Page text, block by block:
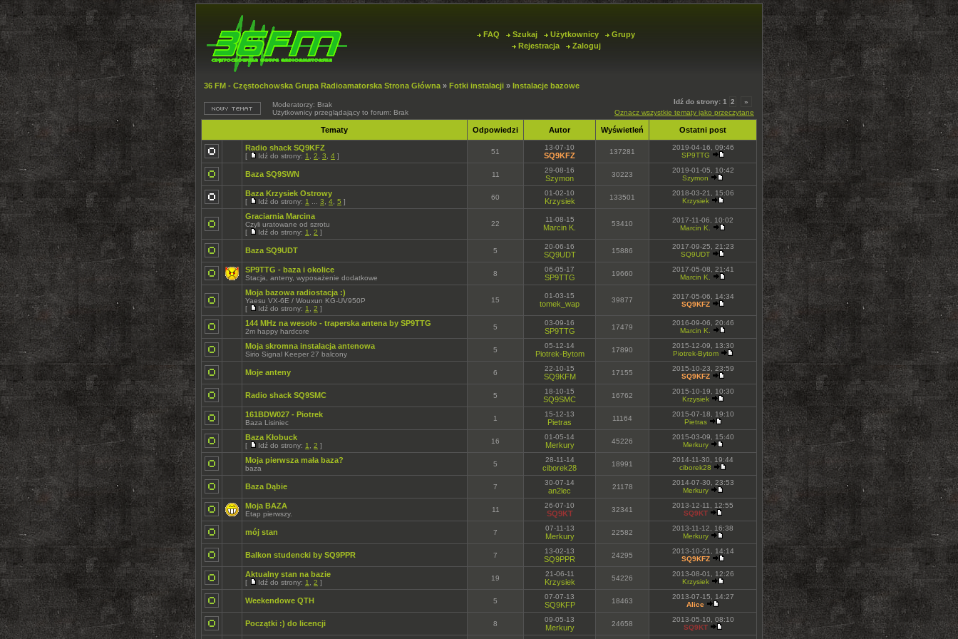
FAQ Szukaj Użytkownicy
Grupy
Rejestracja
Zaloguj
36 FM - Częstochowska Grupa Radioamatorska Strona Główna » Fotki instalacji » Instalacje bazowe
Moderatorzy: Brak
Użytkownicy przeglądający to forum: Brak
Idź do strony: 1 2
»
Oznacz wszystkie tematy jako przeczytane
Tematy Odpowiedzi Autor Wyświetleń Ostatni post
Radio shack SQ9KFZ
[ Idź do strony: 1 2 3 4 ]
51
13-07-10
SQ9KFZ 137281
2019-04-16, 09:46
SP9TTG
Baza SQ9SWN 11
29-08-16
Szymon 30223
2019-01-05, 10:42
Szymon
Baza Krzysiek Ostrowy
[ Idź do strony: 1 3 4 5 ]
60
01-02-10
Krzysiek 133501
2018-03-21, 15:06
Krzysiek
Graciarnia Marcina
Czyli uratowane od szrotu
[
Idź do strony: 1 2 ]
22
11-08-15
Marcin K. 53410
2017-11-06, 10:02
Marcin K.
Baza SQ9UDT 5
20-06-16
SQ9UDT 15886
2017-09-25, 21:23
SQ9UDT
SP9TTG - baza i okolice
Stacja, anteny, wyposażenie dodatkowe
8
06-05-17
SP9TTG 19660
2017-05-08, 21:41
Marcin K.
Moja bazowa radiostacja :)
Yaesu VX-6E / Wouxun KG-UV950P
[
Idź do strony: 1 2 ]
15
01-03-15
tomek_wap 39877
2017-05-06, 14:34
SQ9KFZ
144 MHz na wesoło - traperska antena by SP9TTG
2m happy hardcore
5
03-09-16
SP9TTG 17479
2016-09-06, 20:46
Marcin K.
Moja skromna instalacja antenowa
Sirio Signal Keeper 27 balcony
5
05-12-14
Piotrek-Bytom 17890
2015-12-09, 13:30
Piotrek-Bytom
Moje anteny 6
22-10-15
SQ9KFM 17155
2015-10-23, 23:59
SQ9KFZ
Radio shack SQ9SMC 5
18-10-15
SQ9SMC 16762
2015-10-19, 10:30
Krzysiek
161BDW027 - Piotrek
Baza Lisiniec
1
15-12-13
Pietras 11164
2015-07-18, 19:10
Pietras
Baza Kłobuck
[ Idź do strony: 1 2 ]
16
01-05-14
Merkury 45226
2015-03-09, 15:40
Merkury
Moja pierwsza mała baza?
baza
5
28-11-14
ciborek28 18991
2014-11-30, 19:44
ciborek28
Baza Dąbie 7
30-07-14
an2lec 21178
2014-07-30, 23:53
Merkury
Moja BAZA
Etap pierwszy.
11
26-07-10
SQ9KT 32341
2013-12-11, 12:55
SQ9KT
mój stan 7
07-11-13
Merkury 22582
2013-11-12, 16:38
Merkury
Balkon studencki by SQ9PPR 7
13-02-13
SQ9PPR 24295
2013-10-21, 14:14
SQ9KFZ
Aktualny stan na bazie
[ Idź do strony: 1 2 ]
19
21-06-11
Krzysiek 54226
2013-08-01, 12:26
Krzysiek
Weekendowe QTH 5
07-07-13
SQ9KFP 18463
2013-07-15, 14:27
Alice
Początki :) do licencji 8
09-05-13
Merkury 24658
2013-05-10, 08:10
SQ9KT